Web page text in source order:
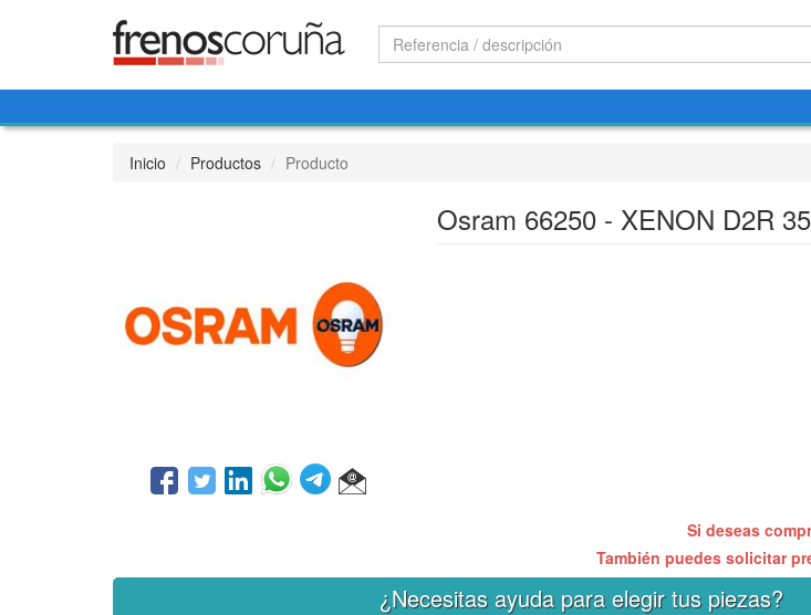
Inicio Productos Producto
Osram 66250 - XENON D2R
Si deseas
También puedes solicitar
¿Necesitas ayuda para elegir tus piezas?